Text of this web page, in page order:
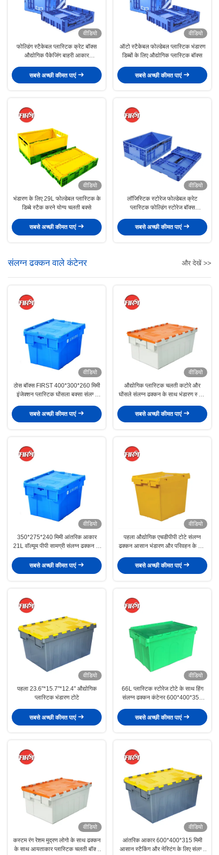
वीडियो
फोल्डिंग स्टैकेबल प्लास्टिक क्रेट बॉक्स
औद्योगिक पैकेजिंग बाहरी आकार
सबसे अच्छी कीमत पाएं
वीडियो
ऑटो स्टैकेबल फोल्डेबल प्लास्टिक भंडारण
डिब्बों के लिए औद्योगिक प्लास्टिक बॉक्स
सबसे अच्छी कीमत पाएं
वीडियो
भंडारण के लिए 29L फोल्डेबल प्लास्टिक के
डिब्बे स्टैक करने योग्य चलती बक्से
सबसे अच्छी कीमत पाएं
वीडियो
लॉजिस्टिक स्टोरेज फोल्डेबल क्रेट
प्लास्टिक फोल्डिंग स्टोरेज बॉक्स
सबसे अच्छी कीमत पाएं
संलग्न ढक्कन वाले कंटेनर और देखें >>
वीडियो
ठोस बॉक्स FIRST 400*300*260 मिमी
इंजेक्शन प्लास्टिक घोंसला बक्सा संलग्न
सबसे अच्छी कीमत पाएं
वीडियो
औद्योगिक प्लास्टिक चलती कटोरे और
घोंसले संलग्न ढक्कन के साथ भंडारण स्थान
सबसे अच्छी कीमत पाएं
वीडियो
350*275*240 मिमी आंतरिक आकार
21L वॉल्यूम पीपी सामग्री संलग्न ढक्कन के
सबसे अच्छी कीमत पाएं
वीडियो
पहला औद्योगिक एचडीपीपी टोटे संलग्न
ढक्कन आसान भंडारण और परिवहन के लिए
सबसे अच्छी कीमत पाएं
वीडियो
पहला 23.6"*15.7"*12.4" औद्योगिक
प्लास्टिक भंडारण टोटे
सबसे अच्छी कीमत पाएं
वीडियो
66L प्लास्टिक स्टोरेज टोटे के साथ हिंग
संलग्न ढक्कन कंटेनर 600*400*350
सबसे अच्छी कीमत पाएं
वीडियो
कस्टम रंग रेशम मुद्रण लोगो के साथ ढक्कन
के साथ आयताकार प्लास्टिक चलती बॉक्स
वीडियो
आंतरिक आकार 600*400*315 मिमी
आसान स्टैकिंग और नेस्टिंग के लिए संलग्न